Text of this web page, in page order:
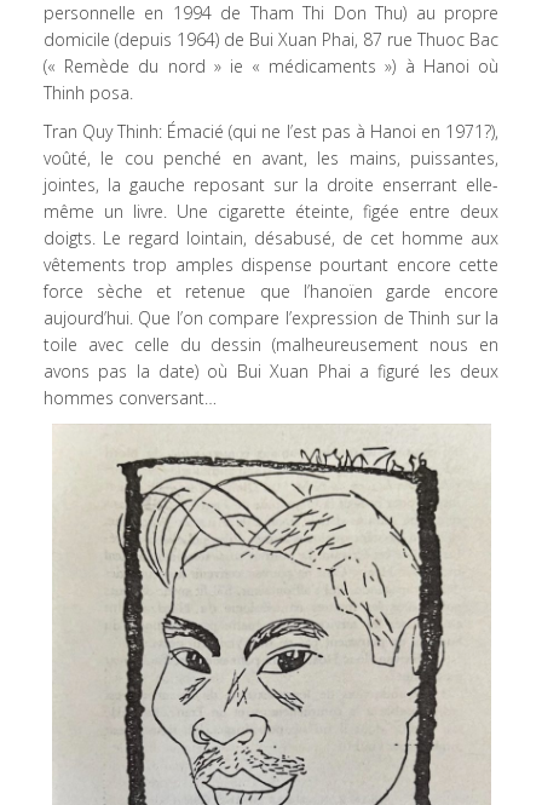
personnelle en 1994 de Tham Thi Don Thu) au propre
domicile (depuis 1964) de Bui Xuan Phai, 87 rue Thuoc Bac
(« Remède du nord » ie « médicaments ») à Hanoi où
Thinh posa.
Tran Quy Thinh: Émacié (qui ne l’est pas à Hanoi en 1971?),
voûté, le cou penché en avant, les mains, puissantes,
jointes, la gauche reposant sur la droite enserrant elle-
même un livre. Une cigarette éteinte, figée entre deux
doigts. Le regard lointain, désabusé, de cet homme aux
vêtements trop amples dispense pourtant encore cette
force sèche et retenue que l’hanoïen garde encore
aujourd’hui. Que l’on compare l’expression de Thinh sur la
toile avec celle du dessin (malheureusement nous en
avons pas la date) où Bui Xuan Phai a figuré les deux
hommes conversant…